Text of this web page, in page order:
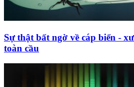
Sự thật bất ngờ về cáp biển -
toàn cầu